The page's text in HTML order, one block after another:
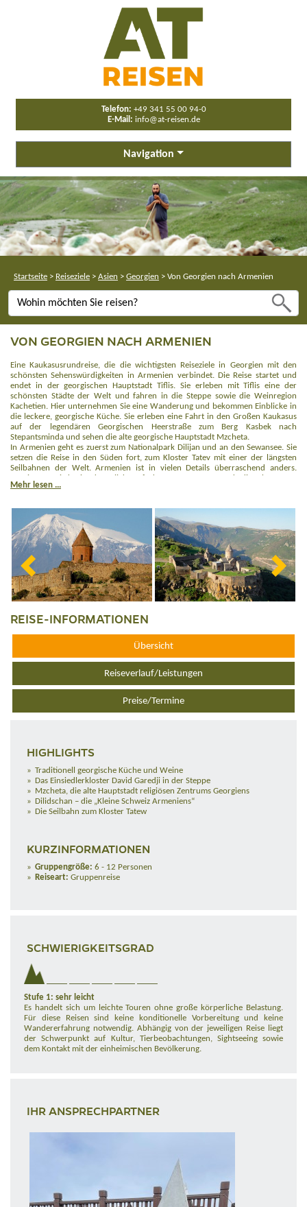
Telefon: +49 341 55 00 94-0
E-Mail: info@at-reisen.de
Navigation
Startseite > Reiseziele > Asien > Georgien > Von Georgien nach Armenien
VON GEORGIEN NACH ARMENIEN
Eine Kaukasusrundreise, die die wichtigsten Reiseziele in Georgien mit den
schönsten Sehenswürdigkeiten in Armenien verbindet. Die Reise startet und
endet in der georgischen Hauptstadt Tiflis. Sie erleben mit Tiflis eine der
schönsten Städte der Welt und fahren in die Steppe sowie die Weinregion
Kachetien. Hier unternehmen Sie eine Wanderung und bekommen Einblicke in
die leckere, georgische Küche. Sie erleben eine Fahrt in den Großen Kaukasus
auf der legendären Georgischen Heerstraße zum Berg Kasbek nach
Stepantsminda und sehen die alte georgische Hauptstadt Mzcheta.
In Armenien geht es zuerst zum Nationalpark Dilijan und an den Sewansee. Sie
setzen die Reise in den Süden fort, zum Kloster Tatev mit einer der längsten
Seilbahnen der Welt. Armenien ist in vielen Details überraschend anders.
Hauptstadt Jerewan mit seinen lässigen Hauptstädtern. Zum Abschluss erleben
und starten Ihre Heimreise von Tiflis aus.
Mehr lesen ...
REISE-INFORMATIONEN
Übersicht
Reiseverlauf/Leistungen
Preise/Termine
HIGHLIGHTS
Traditionell georgische Küche und Weine
Das Einsiedlerkloster David Garedji in der Steppe
Mzcheta, die alte Hauptstadt religiösen Zentrums Georgiens
Dilidschan – die „Kleine Schweiz Armeniens“
Die Seilbahn zum Kloster Tatew
KURZINFORMATIONEN
Gruppengröße: 6 - 12 Personen
Reiseart: Gruppenreise
SCHWIERIGKEITSGRAD
Stufe 1: sehr leicht
Es handelt sich um leichte Touren ohne große körperliche Belastung.
Für diese Reisen sind keine konditionelle Vorbereitung und keine
Wandererfahrung notwendig. Abhängig von der jeweiligen Reise liegt
der Schwerpunkt auf Kultur, Tierbeobachtungen, Sightseeing sowie
dem Kontakt mit der einheimischen Bevölkerung.
IHR ANSPRECHPARTNER